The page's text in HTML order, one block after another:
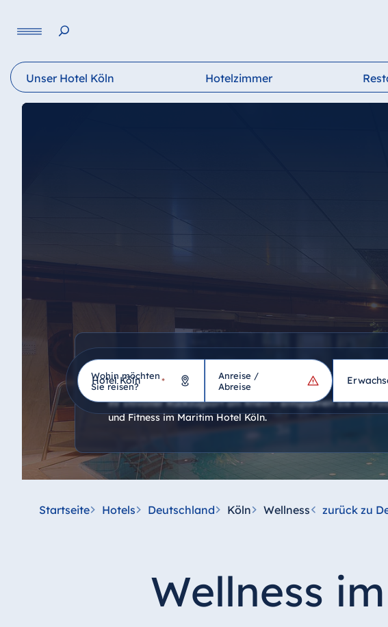
Unser Hotel Köln Hotelzimmer
Wellness
Ihr stilvoller Rückzugsort am Rhein – entspannen Sie mit
und Fitness im Maritim Hotel Köln.
Wohin möchten
Sie reisen?
*
Hotel
Deutschland
Hotel Bad Salzuflen
proArte Hotel Berlin
Hotel Darmstadt
Hotel Dresden
Anreise /
Abreise
Startseite Hotels Deutschland Köln Wellness zurück zu
Wellness